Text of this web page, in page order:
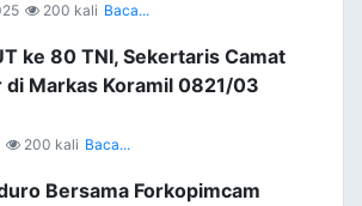
200 kali Baca...
ke 80 TNI, Sekertaris Camat
di Markas Koramil 0821/03
200 kali Baca...
Bersama Forkopimcam